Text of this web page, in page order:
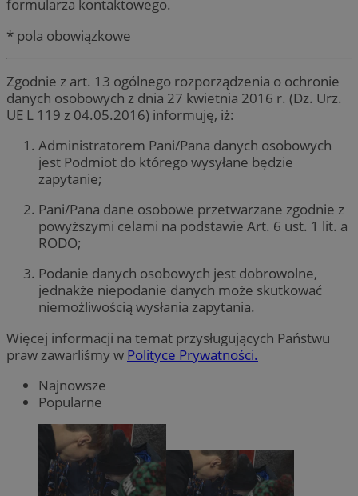
formularza kontaktowego.
* pola obowiązkowe
Zgodnie z art. 13 ogólnego rozporządzenia o ochronie
danych osobowych z dnia 27 kwietnia 2016 r. (Dz. Urz.
UE L 119 z 04.05.2016) informuję, iż:
Administratorem Pani/Pana danych osobowych
jest Podmiot do którego wysyłane będzie
zapytanie;
Pani/Pana dane osobowe przetwarzane zgodnie z
powyższymi celami na podstawie Art. 6 ust. 1 lit. a
RODO;
Podanie danych osobowych jest dobrowolne,
jednakże niepodanie danych może skutkować
niemożliwością wysłania zapytania.
Więcej informacji na temat przysługujących Państwu
praw zawarliśmy w Polityce Prywatności.
Najnowsze
Popularne